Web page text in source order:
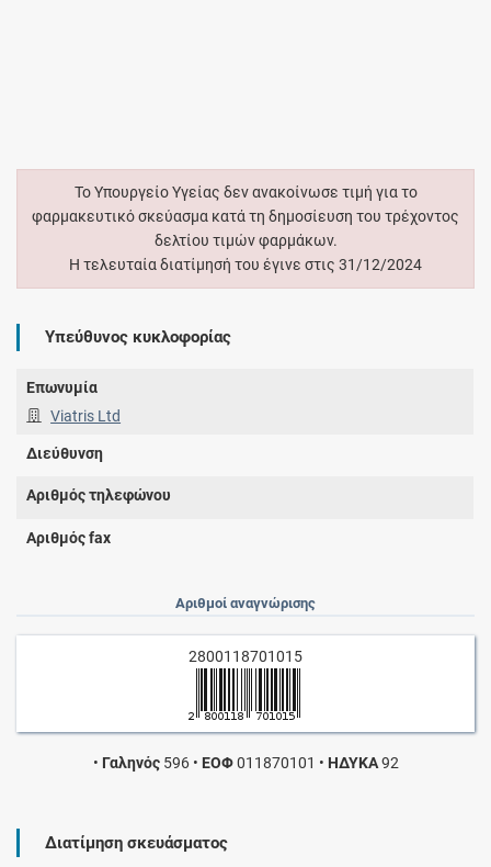
Το Υπουργείο Υγείας δεν ανακοίνωσε τιμή για το
φαρμακευτικό σκεύασμα κατά τη δημοσίευση του τρέχοντος
δελτίου τιμών φαρμάκων.
Η τελευταία διατίμησή του έγινε στις 31/12/2024
Υπεύθυνος κυκλοφορίας
Επωνυμία
Viatris Ltd
Διεύθυνση
Αριθμός τηλεφώνου
Αριθμός fax
Αριθμοί αναγνώρισης
2800118701015
• Γαληνός596 • ΕΟΦ011870101 • ΗΔΥΚΑ92
Διατίμηση σκευάσματος